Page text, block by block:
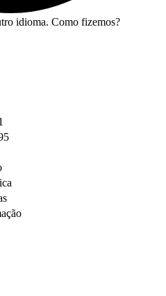
idioma. Como fizemos?